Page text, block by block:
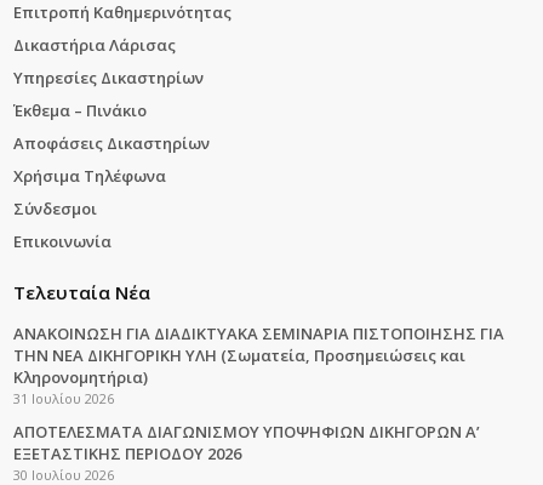
Επιτροπή Καθημερινότητας
Δικαστήρια Λάρισας
Υπηρεσίες Δικαστηρίων
Έκθεμα – Πινάκιο
Αποφάσεις Δικαστηρίων
Χρήσιμα Τηλέφωνα
Σύνδεσμοι
Επικοινωνία
Τελευταία Νέα
ΑΝΑΚΟΙΝΩΣΗ ΓΙΑ ΔΙΑΔΙΚΤΥΑΚΑ ΣΕΜΙΝΑΡΙΑ ΠΙΣΤΟΠΟΙΗΣΗΣ ΓΙΑ
ΤΗΝ ΝΕΑ ΔΙΚΗΓΟΡΙΚΗ ΥΛΗ (Σωματεία, Προσημειώσεις και
Κληρονομητήρια)
31 Ιουλίου 2026
ΑΠΟΤΕΛΕΣΜΑΤΑ ΔΙΑΓΩΝΙΣΜΟΥ ΥΠΟΨΗΦΙΩΝ ΔΙΚΗΓΟΡΩΝ Α’
ΕΞΕΤΑΣΤΙΚΗΣ ΠΕΡΙΟΔΟΥ 2026
30 Ιουλίου 2026